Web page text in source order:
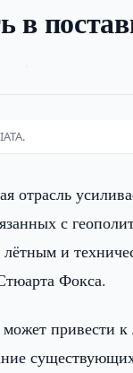
в
отрасль
с
и
Фокса.
привести